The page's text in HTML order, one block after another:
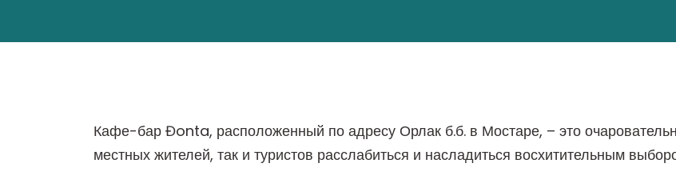
Кафе-бар Đonta, расположенный по адресу Орлак б.б. в Мостаре, – это
местных жителей, так и туристов расслабиться и насладиться восхитительным